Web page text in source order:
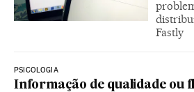
Fastly
PSICOLOGIA
Informação de qualidade ou